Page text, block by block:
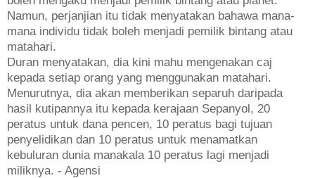
Namun, perjanjian itu tidak menyatakan bahawa mana-
mana individu tidak boleh menjadi pemilik bintang atau
matahari.
Duran menyatakan, dia kini mahu mengenakan caj
kepada setiap orang yang menggunakan matahari.
Menurutnya, dia akan memberikan separuh daripada
hasil kutipannya itu kepada kerajaan Sepanyol, 20
peratus untuk dana pencen, 10 peratus bagi tujuan
penyelidikan dan 10 peratus untuk menamatkan
kebuluran dunia manakala 10 peratus lagi menjadi
miliknya. - Agensi